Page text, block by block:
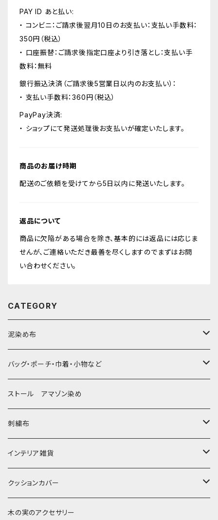
PAY ID あと払い:
・ コンビニ：ご請求後翌月10日のお支払い：支払い手数料：
350円（税込）
・ 口座振替：ご請求後指定口座より引き落とし：支払い手
数料：無料
銀行振込決済（ご請求後5営業日以内のお支払い）：
・ 支払い手数料：360円（税込）
PayPay決済:
・ ショップにて発送処理後お支払いが確定いたします。
商品のお届け時期
配送のご依頼を受けてから5日以内に発送いたします。
返品について
商品に欠陥がある場合を除き、基本的には返品には応じま
せんが、ご連絡いただき最善を尽くしますのでまずはお問
い合わせください。
CATEGORY
泥染め布
大判布150-特大250cm ベッドカバー
〜155cm
〜180cm
中型布 30-90cm
80-90-
-70-
小型布 コースター・カフェマット・ポットマット
小型マット（正方形）
小型マット（長方形）
細長布 ロング テーブルランナー
バッグ・ポーチ・巾着・小物など
バッグ
草木染めと泥染め
帆布の泥染め
ポシェット・ポーチ・巾着
ポシェット・ショルダー
ポーチ・丸ポーチ・クラッチバッグ
パッチワーク
その他
ブックカバー
ストール アマゾン染め
刺繍布
大判刺繍腰巻
大判泥染め刺繍
小型・中型刺繍雑貨
インテリア雑貨
額装・木枠・パネル
テーブルコーディネート
クッションカバー
小さめ 35cmより
木の実のアクセサリー